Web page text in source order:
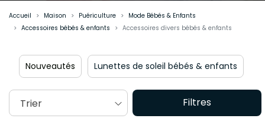
Accueil Maison Puériculture
Mode Bébés & Enfants
Accessoires bébés & enfants
Accessoires divers bébés & enfants
Nouveautés Lunettes de soleil bébés & enfants
Filtres
Trier